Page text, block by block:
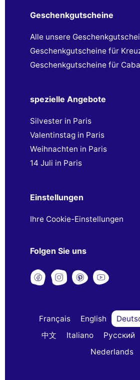
Geschenkgutscheine
Alle unsere
Geschenkgutscheine für
Geschenkgutscheine für
spezielle Angebote
Silvester in Paris
Valentinstag in Paris
Weihnachten in Paris
14 Juli in Paris
Einstellungen
Ihre Cookie-Einstellungen
Folgen Sie uns
Français English
中文
Italiano Русский
Nederlands